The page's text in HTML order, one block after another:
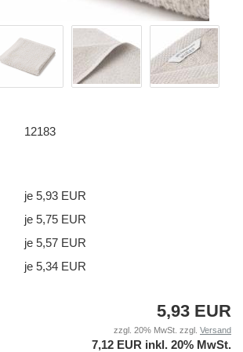
12183
je 5,93 EUR
je 5,75 EUR
je 5,57 EUR
je 5,34 EUR
5,93 EUR
zzgl. 20% MwSt. zzgl. Versand
7,12 EUR inkl. 20% MwSt.